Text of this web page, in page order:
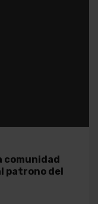
comunidad
patrono del